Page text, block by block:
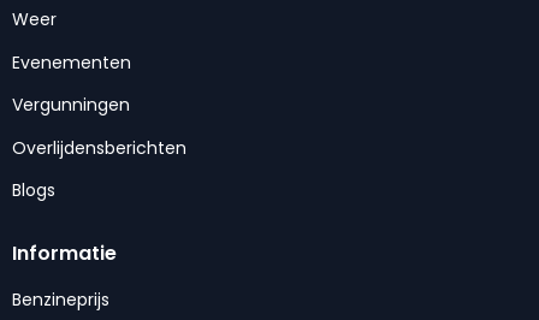
Weer
Evenementen
Vergunningen
Overlijdensberichten
Blogs
Informatie
Benzineprijs